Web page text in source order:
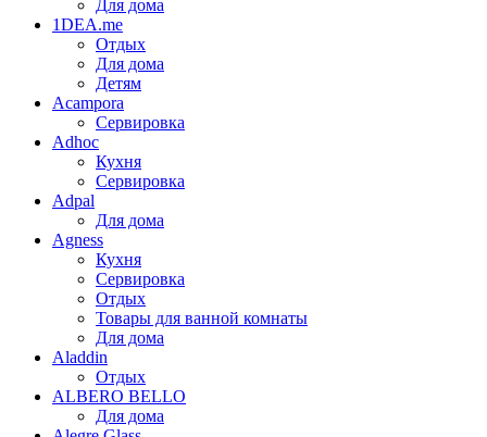
Для дома
1DEA.me
Отдых
Для дома
Детям
Acampora
Сервировка
Adhoc
Кухня
Сервировка
Adpal
Для дома
Agness
Кухня
Сервировка
Отдых
Товары для ванной комнаты
Для дома
Aladdin
Отдых
ALBERO BELLO
Для дома